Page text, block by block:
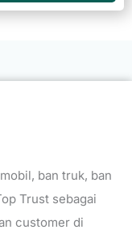
ban truk, ban
Trust sebagai
customer di